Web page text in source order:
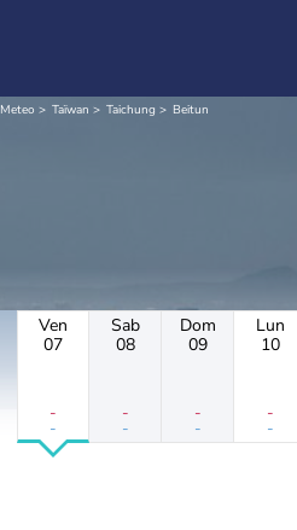
Meteo Taïwan Taichung Beitun
Ven
07
-
-
Sab
08
-
-
Dom
09
-
-
Lun
10
-
-